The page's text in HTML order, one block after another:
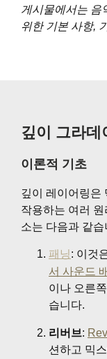
게시물에서는 음
위한 기본 사항,
깊이 그라데
이론적 기초
깊이 레이어링은
작용하는 여러
소는 다음과 같습
패닝: 이것
서 사운드
이나 오른
습니다.
리버브:
션하고 믹